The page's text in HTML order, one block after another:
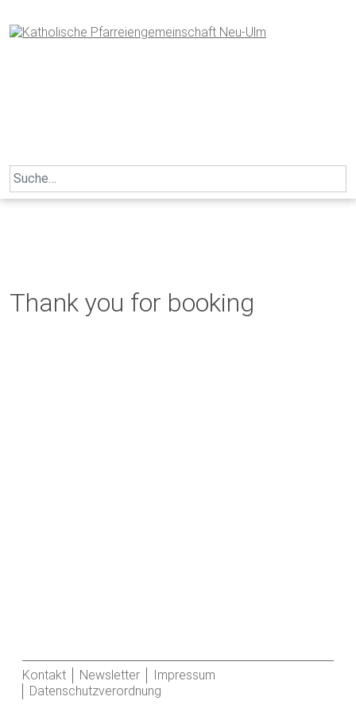
to
content
Search
for:
Thank you for booking
Kontakt Newsletter
Impressum
Datenschutzverordnung